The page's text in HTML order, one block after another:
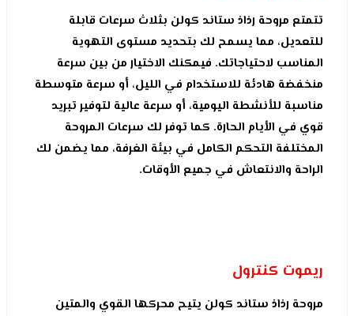
تتمتع مروحة رذاذ ستاند كولن بثلاث سرعات قابلة
للتعديل، مما يسمح لك بتحديد مستوى التهوية
المناسب لاحتياجاتك. فيمكنك الاختيار من بين سرعة
منخفضة هادئة للاستخدام في الليل، أو سرعة متوسطة
مناسبة للأنشطة اليومية، أو سرعة عالية لتوفير تبريد
قوي في الأيام الحارة. كما توفر لك سرعات المروحة
المختلفة التحكم الكامل في بيئة الغرفة، مما يضمن لك
الراحة والانتعاش في جميع الأوقات.
ريموت كنترول
مروحة رذاذ ستاند كولن يتيح محركها القوي والمتين